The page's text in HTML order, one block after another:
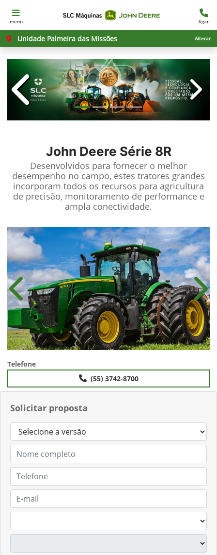
menu ligar
Unidade Palmeira das Missões Alterar
templates.template-
John Deere Série 8R
Desenvolvidos para fornecer o melhor
desempenho no campo, estes tratores grandes
incorporam todos os recursos para agricultura
de precisão, monitoramento de performance e
ampla conectividade.
Solicitar proposta
Anterior
Telefone
(55) 3742-8700